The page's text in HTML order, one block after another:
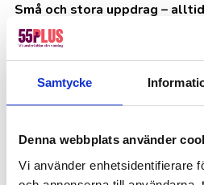
Samtycke
Denna webbplats använder
Vi använder enhetsidentifierare
Små och stora uppdrag –
erfarenhet, stabil leverans
Skicka e-post direkt till